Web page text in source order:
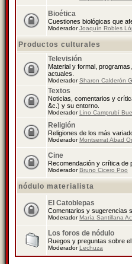
Bioética
Cuestiones biológicas que
ModeradorJoaquín Robles
Productos culturales
Televisión
Material y formal,
actuales.
ModeradorSharon Calderón
Textos
Noticias, comentarios y
&c.) y su entorno.
ModeradorLino Camprubí
Religión
Religiones de los más
ModeradorMontserrat Abad
Cine
Recomendación y crítica de
ModeradorBruno Cicero Poo
nódulo materialista
El Catoblepas
Comentarios y sugerencias
ModeradorMaría Santillana
Los foros de nódulo
Ruegos y preguntas sobre
ModeradorLechuza